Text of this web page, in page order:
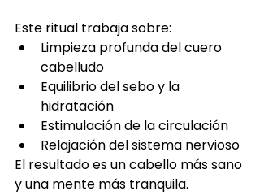
Este ritual trabaja sobre:
Limpieza profunda del cuero
cabelludo
Equilibrio del sebo y la
hidratación
Estimulación de la circulación
Relajación del sistema nervioso
El resultado es un cabello más sano
y una mente más tranquila.